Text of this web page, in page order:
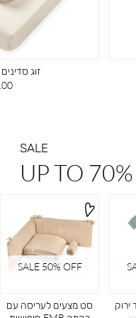
זוג
₪
SALE
UP TO
SALE 50% OFF
סט מצעים לעריסה עם
ירוק